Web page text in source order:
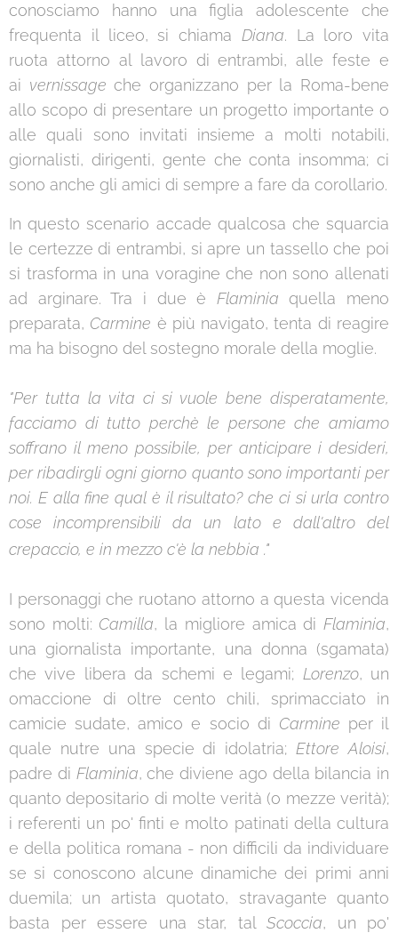
conosciamo hanno una figlia adolescente che
frequenta il liceo, si chiama Diana. La loro vita
ruota attorno al lavoro di entrambi, alle feste e
ai vernissage che organizzano per la Roma-bene
allo scopo di presentare un progetto importante o
alle quali sono invitati insieme a molti notabili,
giornalisti, dirigenti, gente che conta insomma; ci
sono anche gli amici di sempre a fare da corollario.
In questo scenario accade qualcosa che squarcia
le certezze di entrambi, si apre un tassello che poi
si trasforma in una voragine che non sono allenati
ad arginare. Tra i due è Flaminia quella meno
preparata, Carmine è più navigato, tenta di reagire
ma ha bisogno del sostegno morale della moglie.
"Per tutta la vita ci si vuole bene disperatamente,
facciamo di tutto perchè le persone che amiamo
soffrano il meno possibile, per anticipare i desideri,
per ribadirgli ogni giorno quanto sono importanti per
noi. E alla fine qual è il risultato? che ci si urla contro
cose incomprensibili da un lato e dall'altro del
crepaccio, e in mezzo c'è la nebbia ."
I personaggi che ruotano attorno a questa vicenda
sono molti: Camilla, la migliore amica diFlaminia,
una giornalista importante, una donna (sgamata)
che vive libera da schemi e legami; Lorenzo, un
omaccione di oltre cento chili, sprimacciato in
camicie sudate, amico e socio di Carmine per il
quale nutre una specie di idolatria;Ettore Aloisi,
padre di Flaminia, che diviene ago della bilancia in
quanto depositario di molte verità (o mezze verità);
i referenti un po' finti e molto patinati della cultura
e della politica romana - non difficili da individuare
se si conoscono alcune dinamiche dei primi anni
duemila; un artista quotato, stravagante quanto
basta per essere una star, tal Scoccia, un po'